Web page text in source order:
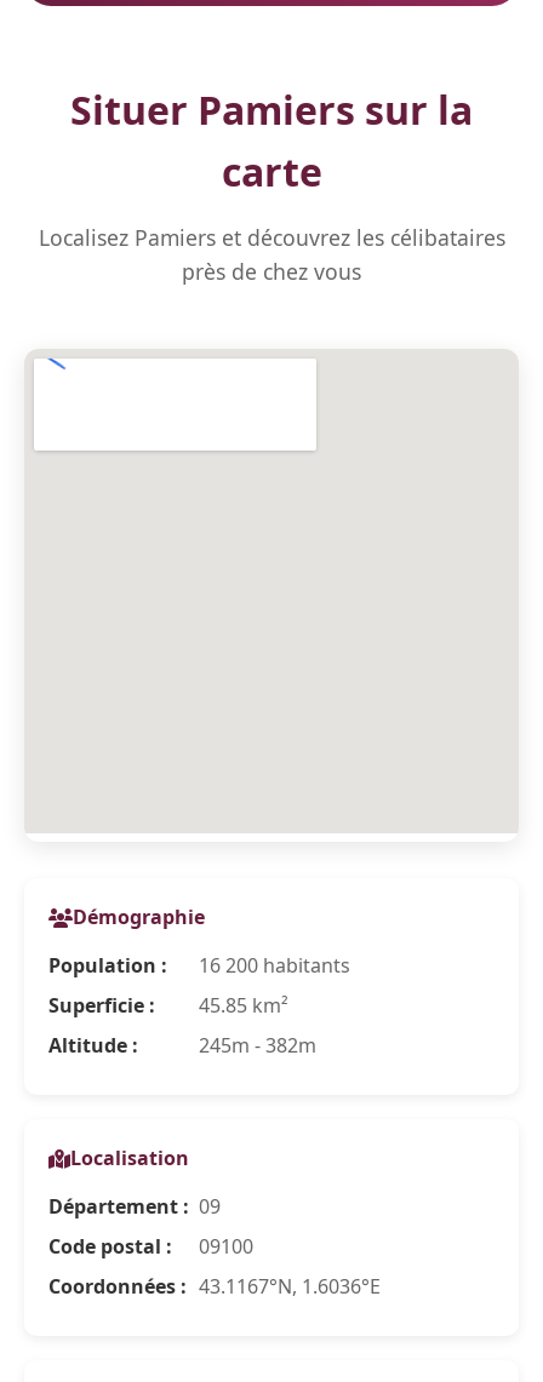
Situer Pamiers sur la
carte
Localisez Pamiers et découvrez les célibataires
près de chez vous
Démographie
Population :
16 200 habitants
Superficie :
45.85 km²
Altitude :
245m - 382m
Localisation
Département : 09
Code postal :
09100
Coordonnées : 43.1167°N, 1.6036°E